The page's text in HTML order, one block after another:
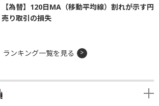
【為替】120日MA（移動平均線）割れが示す円
売り取引の損失
ランキング一覧を見る